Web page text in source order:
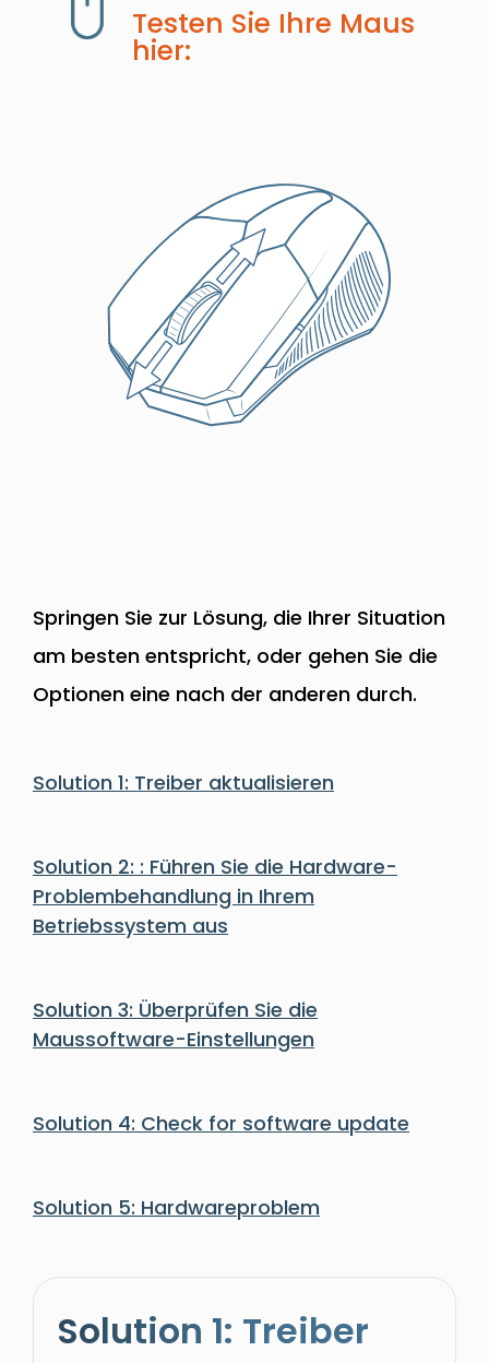
Testen Sie Ihre Maus
hier:
Springen Sie zur Lösung, die Ihrer Situation
am besten entspricht, oder gehen Sie die
Optionen eine nach der anderen durch.
Solution 1: Treiber aktualisieren
Solution 2: : Führen Sie die Hardware-
Problembehandlung in Ihrem
Betriebssystem aus
Solution 3: Überprüfen Sie die
Maussoftware-Einstellungen
Solution 4: Check for software update
Solution 5: Hardwareproblem
Solution 1: Treiber